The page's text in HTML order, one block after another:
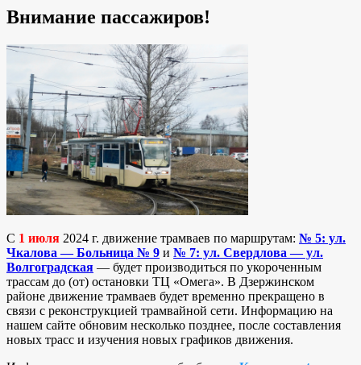
Внимание пассажиров!
С 1 июля 2024 г. движение трамваев по маршрутам: № 5: ул.
Чкалова — Больница № 9 и № 7: ул. Свердлова — ул.
Волгоградская — будет производиться по укороченным
трассам до (от) остановки ТЦ «Омега». В Дзержинском
районе движение трамваев будет временно прекращено в
связи с реконструкцией трамвайной сети. Информацию на
нашем сайте обновим несколько позднее, после составления
новых трасс и изучения новых графиков движения.